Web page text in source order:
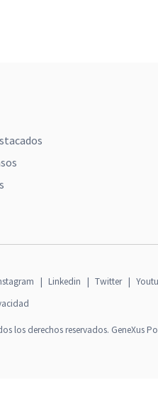
| Linkedin | Twitter |
los derechos reservados. GeneXus